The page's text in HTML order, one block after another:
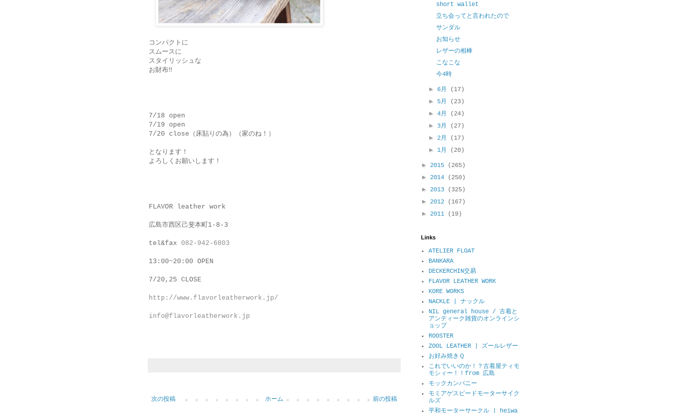
コンパクトに
スムースに
スタイリッシュな
お財布‼︎
7/18 open
7/19 open
7/20 close（床貼りの為）（家のね！）
となります！
よろしくお願いします！
FLAVOR leather work
広島市西区己斐本町1-8-3
tel&fax 082-942-6803
13:00~20:00 OPEN
7/20,25 CLOSE
http://www.flavorleatherwork.jp/
info@flavorleatherwork.jp
次の投稿 前の投稿
ホーム
short wallet
立ち会ってと言われたので
サンダル
お知らせ
レザーの相棒
こなこな
今4時
► 6月
(17)
► 5月
(23)
►4月
(24)
► 3月
(27)
►2月
(17)
►1月 (20)
► 2015
(265)
► 2014
(250)
► 2013
(325)
► 2012
(167)
► 2011 (19)
Links
ATELIER FLOAT
BANKARA
DECKERCHIN交易
FLAVOR LEATHER WORK
KORE WORKS
NACKLE | ナックル
NIL general house / 古着と
アンティーク雑貨のオンラインシ
ョップ
ROOSTER
ZOOL LEATHER | ズールレザー
お好み焼きＱ
これでいいのか！？古着屋ティモ
モシィー！！from 広島
モックカンパニー
モミアゲスピードモーターサイク
ルズ
平和モーターサークル | heiwa